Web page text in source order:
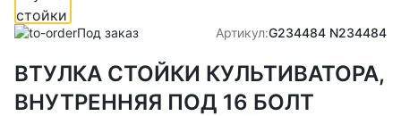
Под заказ Артикул:G234484 N234484
ВТУЛКА СТОЙКИ КУЛЬТИВАТОРА,
ВНУТРЕННЯЯ ПОД 16 БОЛТ